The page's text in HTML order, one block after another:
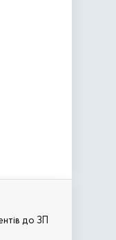
до ЗП